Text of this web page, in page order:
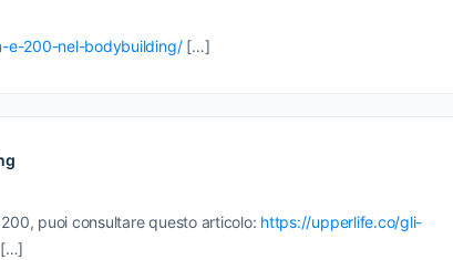
e-200-nel-bodybuilding/[…]
puoi consultare questo articolo: https://upperlife.co/gli-